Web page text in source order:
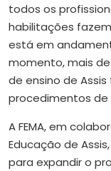
todos os
habilitações
está em
momento, mais
de ensino de
procedimentos de
A FEMA, em
Educação de
para expandir o